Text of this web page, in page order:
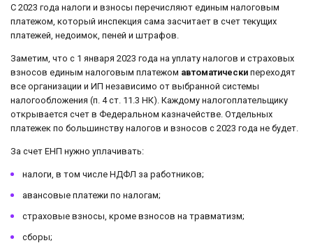
С 2023 года налоги и взносы перечисляют единым налоговым
платежом, который инспекция сама засчитает в счет текущих
платежей, недоимок, пеней и штрафов.
Заметим, что с 1 января 2023 года на уплату налогов и страховых
взносов единым налоговым платежом автоматически переходят
все организации и ИП независимо от выбранной системы
налогообложения (п. 4 ст. 11.3 НК). Каждому налогоплательщику
открывается счет в Федеральном казначействе. Отдельных
платежек по большинству налогов и взносов с 2023 года не будет.
За счет ЕНП нужно уплачивать:
налоги, в том числе НДФЛ за работников;
авансовые платежи по налогам;
страховые взносы, кроме взносов на травматизм;
сборы;